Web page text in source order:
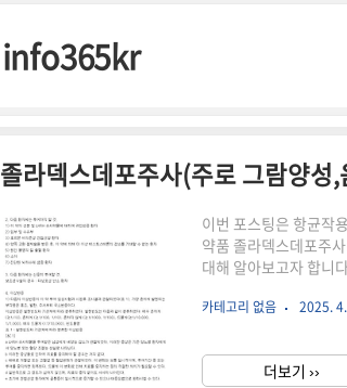
info365kr
졸라덱스데포주사(주로 그람양성
이번 포스팅은 항균작
약품 졸라덱스데포주
대해 알아보고자 합니
학정보원 공식사이트
균에 의한 각종 감염증
색 또는 황백색의 결
카테고리 없음 2025.
더보기 ››